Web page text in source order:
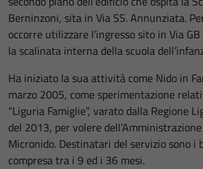
Berninzoni, sita in Via SS. Annunziata.
occorre utilizzare l’ingresso sito in Via
la scalinata interna della scuola
Ha iniziato la sua attività come Nido in
marzo 2005, come sperimentazione
“Liguria Famiglie”, varato dalla Regione
del 2013, per volere
Micronido. Destinatari del servizio sono i
compresa tra i 9 ed i 36 mesi.